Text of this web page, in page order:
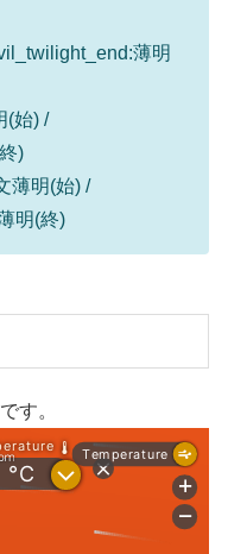
薄明
(始) /
)
薄明(始) /
明(終)
す。